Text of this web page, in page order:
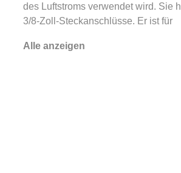
des Luftstroms verwendet wird. Sie
3/8-Zoll-Steckanschlüsse. Er ist für
Alle anzeigen